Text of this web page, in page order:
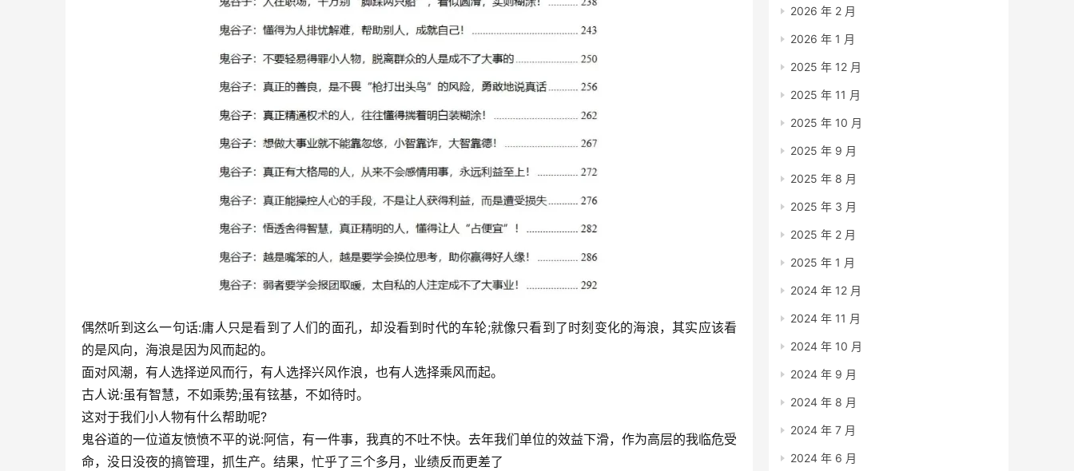
偶然听到这么一句话:庸人只是看到了人们的面孔，却没看到时代的车轮;就像只看到了时刻变化的海浪，其实应该看
的是风向，海浪是因为风而起的。
面对风潮，有人选择逆风而行，有人选择兴风作浪，也有人选择乘风而起。
古人说:虽有智慧，不如乘势;虽有铉基，不如待时。
这对于我们小人物有什么帮助呢?
鬼谷道的一位道友愤愤不平的说:阿信，有一件事，我真的不吐不快。去年我们单位的效益下滑，作为高层的我临危受
命，没日没夜的搞管理，抓生产。结果，忙乎了三个多月，业绩反而更差了
2026 年 2 月
2026 年 1 月
2025 年 12 月
2025 年 11 月
2025 年 10 月
2025 年 9 月
2025 年 8 月
2025 年 3 月
2025 年 2 月
2025 年 1 月
2024 年 12 月
2024 年 11 月
2024 年 10 月
2024 年 9 月
2024 年 8 月
2024 年 7 月
2024 年 6 月